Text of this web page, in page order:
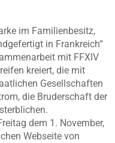
im Familienbesitz,
in Frankreich“
mit FFXIV
kreiert, die mit
Gesellschaften
die Bruderschaft der
dem 1. November,
Webseite von